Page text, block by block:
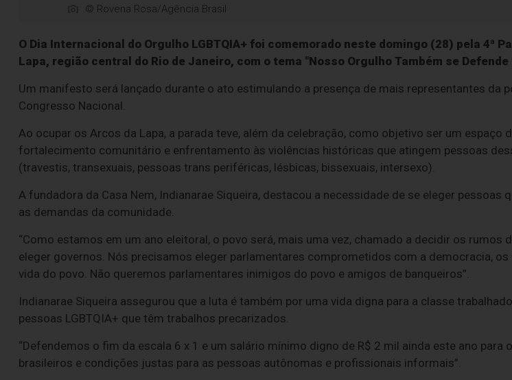
© Rovena Rosa/Agência Brasil
O Dia Internacional do Orgulho LGBTQIA+ foi comemorado neste domingo (28) pela 4ª
Lapa, região central do Rio de Janeiro, com o tema "Nosso Orgulho Também se Defende
Um manifesto será lançado durante o ato estimulando a presença de mais representantes da
Congresso Nacional.
Ao ocupar os Arcos da Lapa, a parada teve, além da celebração, como objetivo ser um espaço
fortalecimento comunitário e enfrentamento às violências históricas que atingem pessoas
(travestis, transexuais, pessoas trans periféricas, lésbicas, bissexuais, intersexo).
A fundadora da Casa Nem, Indianarae Siqueira, destacou a necessidade de se eleger pessoas
as demandas da comunidade.
“Como estamos em um ano eleitoral, o povo será, mais uma vez, chamado a decidir os rumos
eleger governos. Nós precisamos eleger parlamentares comprometidos com a democracia,
vida do povo. Não queremos parlamentares inimigos do povo e amigos de banqueiros”.
Indianarae Siqueira assegurou que a luta é também por uma vida digna para a classe
pessoas LGBTQIA+ que têm trabalhos precarizados.
“Defendemos o fim da escala 6 x 1 e um salário mínimo digno de R$ 2 mil ainda este ano para
brasileiros e condições justas para as pessoas autônomas e profissionais informais”.